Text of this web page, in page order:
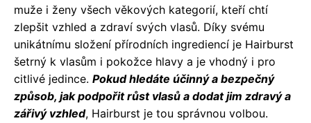
muže i ženy všech věkových kategorií, kteří chtí
zlepšit vzhled a zdraví svých vlasů. Díky svému
unikátnímu složení přírodních ingrediencí je Hairburst
šetrný k vlasům i pokožce hlavy a je vhodný i pro
citlivé jedince. Pokud hledáte účinný a bezpečný
způsob, jak podpořit růst vlasů a dodat jim zdravý a
zářivý vzhled, Hairburst je tou správnou volbou.